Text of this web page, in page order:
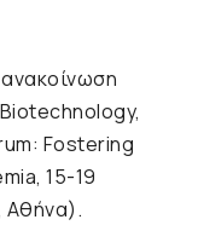
Fostering
15-19
Αθήνα).